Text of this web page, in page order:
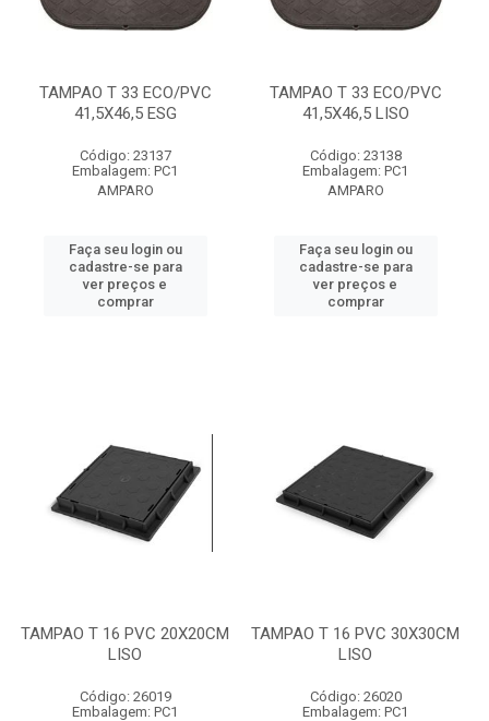
TAMPAO T 33 ECO/PVC
41,5X46,5 ESG
Código: 23137
Embalagem: PC1
AMPARO
Faça seu login ou
cadastre-se para
ver preços e
comprar
TAMPAO T 33 ECO/PVC
41,5X46,5 LISO
Código: 23138
Embalagem: PC1
AMPARO
Faça seu login ou
cadastre-se para
ver preços e
comprar
TAMPAO T 16 PVC 20X20CM
LISO
Código: 26019
Embalagem: PC1
TAMPAO T 16 PVC 30X30CM
LISO
Código: 26020
Embalagem: PC1